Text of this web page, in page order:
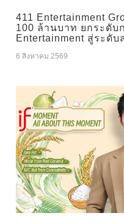
411 Entertainment
100 ล้านบาท ยกระดับ
Entertainment สู่ระดับ
6 สิงหาคม 2569